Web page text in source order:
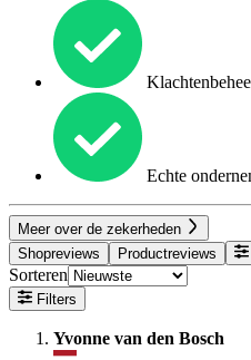
Echte
Meer over de zekerheden
Shopreviews
Productreviews
Sorteren
Filters
Yvonne van den Bosch